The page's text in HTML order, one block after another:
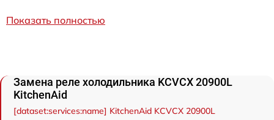
Показать полностью
Замена реле холодильника KCVCX 20900L
KitchenAid
[dataset:services:name] KitchenAid KCVCX 20900L